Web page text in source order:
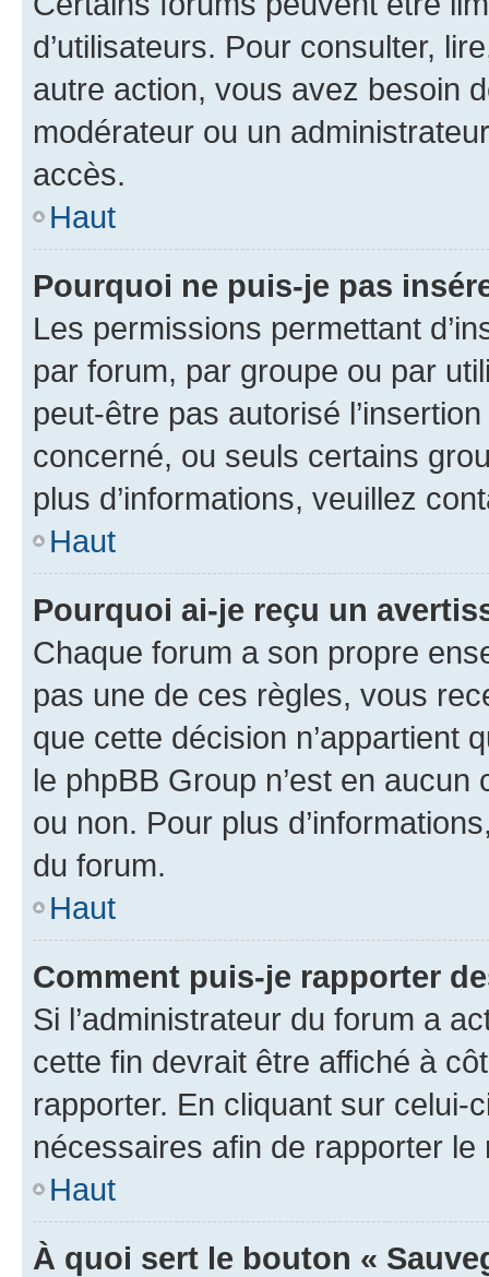
d’utilisateurs. Pour consulter,
autre action, vous avez besoin
modérateur ou un
accès.
Haut
Pourquoi ne puis-je pas
Les permissions permettant
par forum, par groupe ou par
peut-être pas autorisé
concerné, ou seuls certains
plus d’informations, veuillez
Haut
Pourquoi ai-je reçu un
Chaque forum a son propre
pas une de ces règles, vous
que cette décision n’appartient
le phpBB Group n’est en
ou non. Pour plus
du forum.
Haut
Comment puis-je rapporter
Si l’administrateur du forum a
cette fin devrait être affiché à
rapporter. En cliquant sur
nécessaires afin de rapporter le
Haut
À quoi sert le bouton «